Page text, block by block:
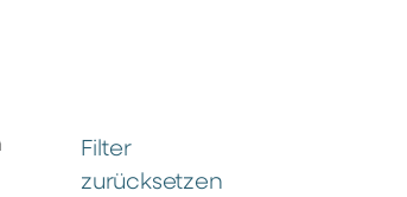
Filter
zurücksetzen